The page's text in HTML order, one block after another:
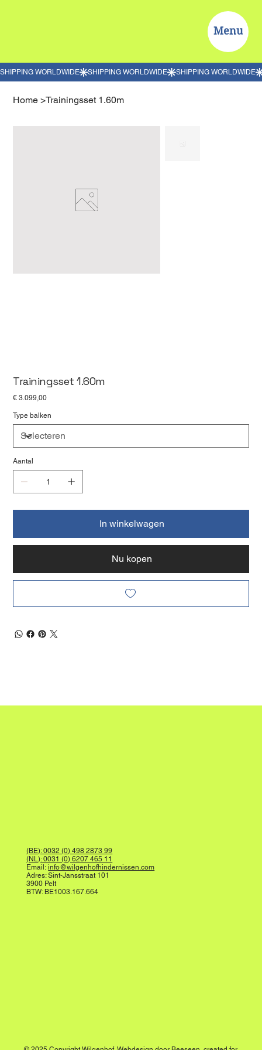
Menu
Home >Trainingsset 1.60m
Trainingsset 1.60m
Prijs
€ 3.099,00
Type balken
Aantal
In winkelwagen
Nu kopen
(BE): 0032 (0) 498 2873 99
(NL): 0031 (0) 6207 465 11
Email:info@wilgenhofhindernissen.com
Adres: Sint-Jansstraat 101
3900 Pelt
BTW: BE1003.167.664